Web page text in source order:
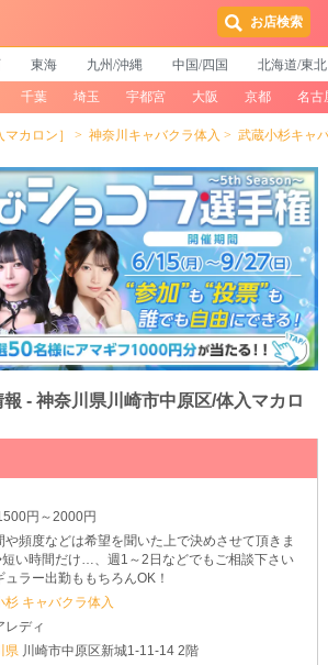
お店検索
東海 九州/沖縄 中国/四国 北海道/東北
千葉 埼玉 宇都宮 大阪 京都 名古
カロン］ 神奈川キャバクラ体入 武蔵小杉キャ
- 神奈川県川崎市中原区/体入マカロ
円～2000円
頻度などは希望を聞いた上で決めさせて頂きま
い時間だけ…、週1～2日などでもご相談下さい
ラー出勤ももちろんOK！
杉 キャバクラ体入
レディ
県 川崎市中原区新城1-11-14 2階